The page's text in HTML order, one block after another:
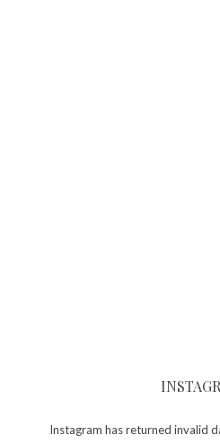
Instagram has returned invalid